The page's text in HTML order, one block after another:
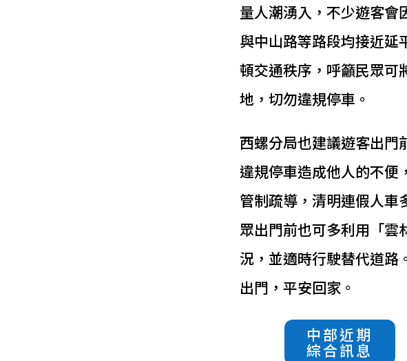
量人潮湧入，不少遊客會
與中山路等路段均接近延
頓交通秩序，呼籲民眾可
地，切勿違規停車。
西螺分局也建議遊客出門
違規停車造成他人的不便
管制疏導，清明連假人車
眾出門前也可多利用「雲
況，並適時行駛替代道路
出門，平安回家。
中部近期
綜合訊息